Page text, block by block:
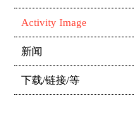
Activity Image
新闻
下载/链接/等